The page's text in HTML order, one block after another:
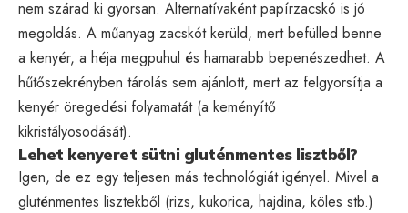
nem szárad ki gyorsan. Alternatívaként papírzacskó is jó
megoldás. A műanyag zacskót kerüld, mert befülled benne
a kenyér, a héja megpuhul és hamarabb bepenészedhet. A
hűtőszekrényben tárolás sem ajánlott, mert az felgyorsítja a
kenyér öregedési folyamatát (a keményítő
kikristályosodását).
Lehet kenyeret sütni gluténmentes lisztből?
Igen, de ez egy teljesen más technológiát igényel. Mivel a
gluténmentes lisztekből (rizs, kukorica, hajdina, köles stb.)